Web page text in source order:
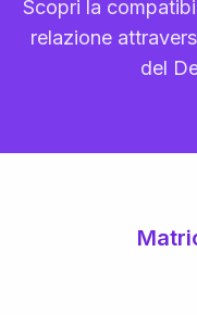
Scopri la
relazione
del